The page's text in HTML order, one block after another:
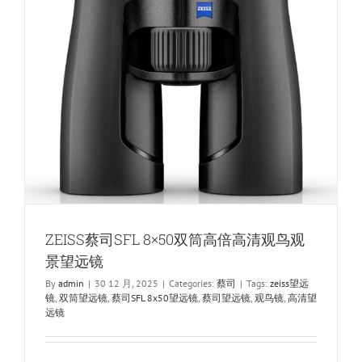
ZEISS蔡司SFL 8×50双筒高倍高清观鸟观
景望远镜
By admin | 30 12 月, 2025 | Categories: 蔡司 | Tags: zeiss望远
镜, 双筒望远镜, 蔡司SFL 8x50望远镜, 蔡司望远镜, 观鸟镜, 高清望
远镜